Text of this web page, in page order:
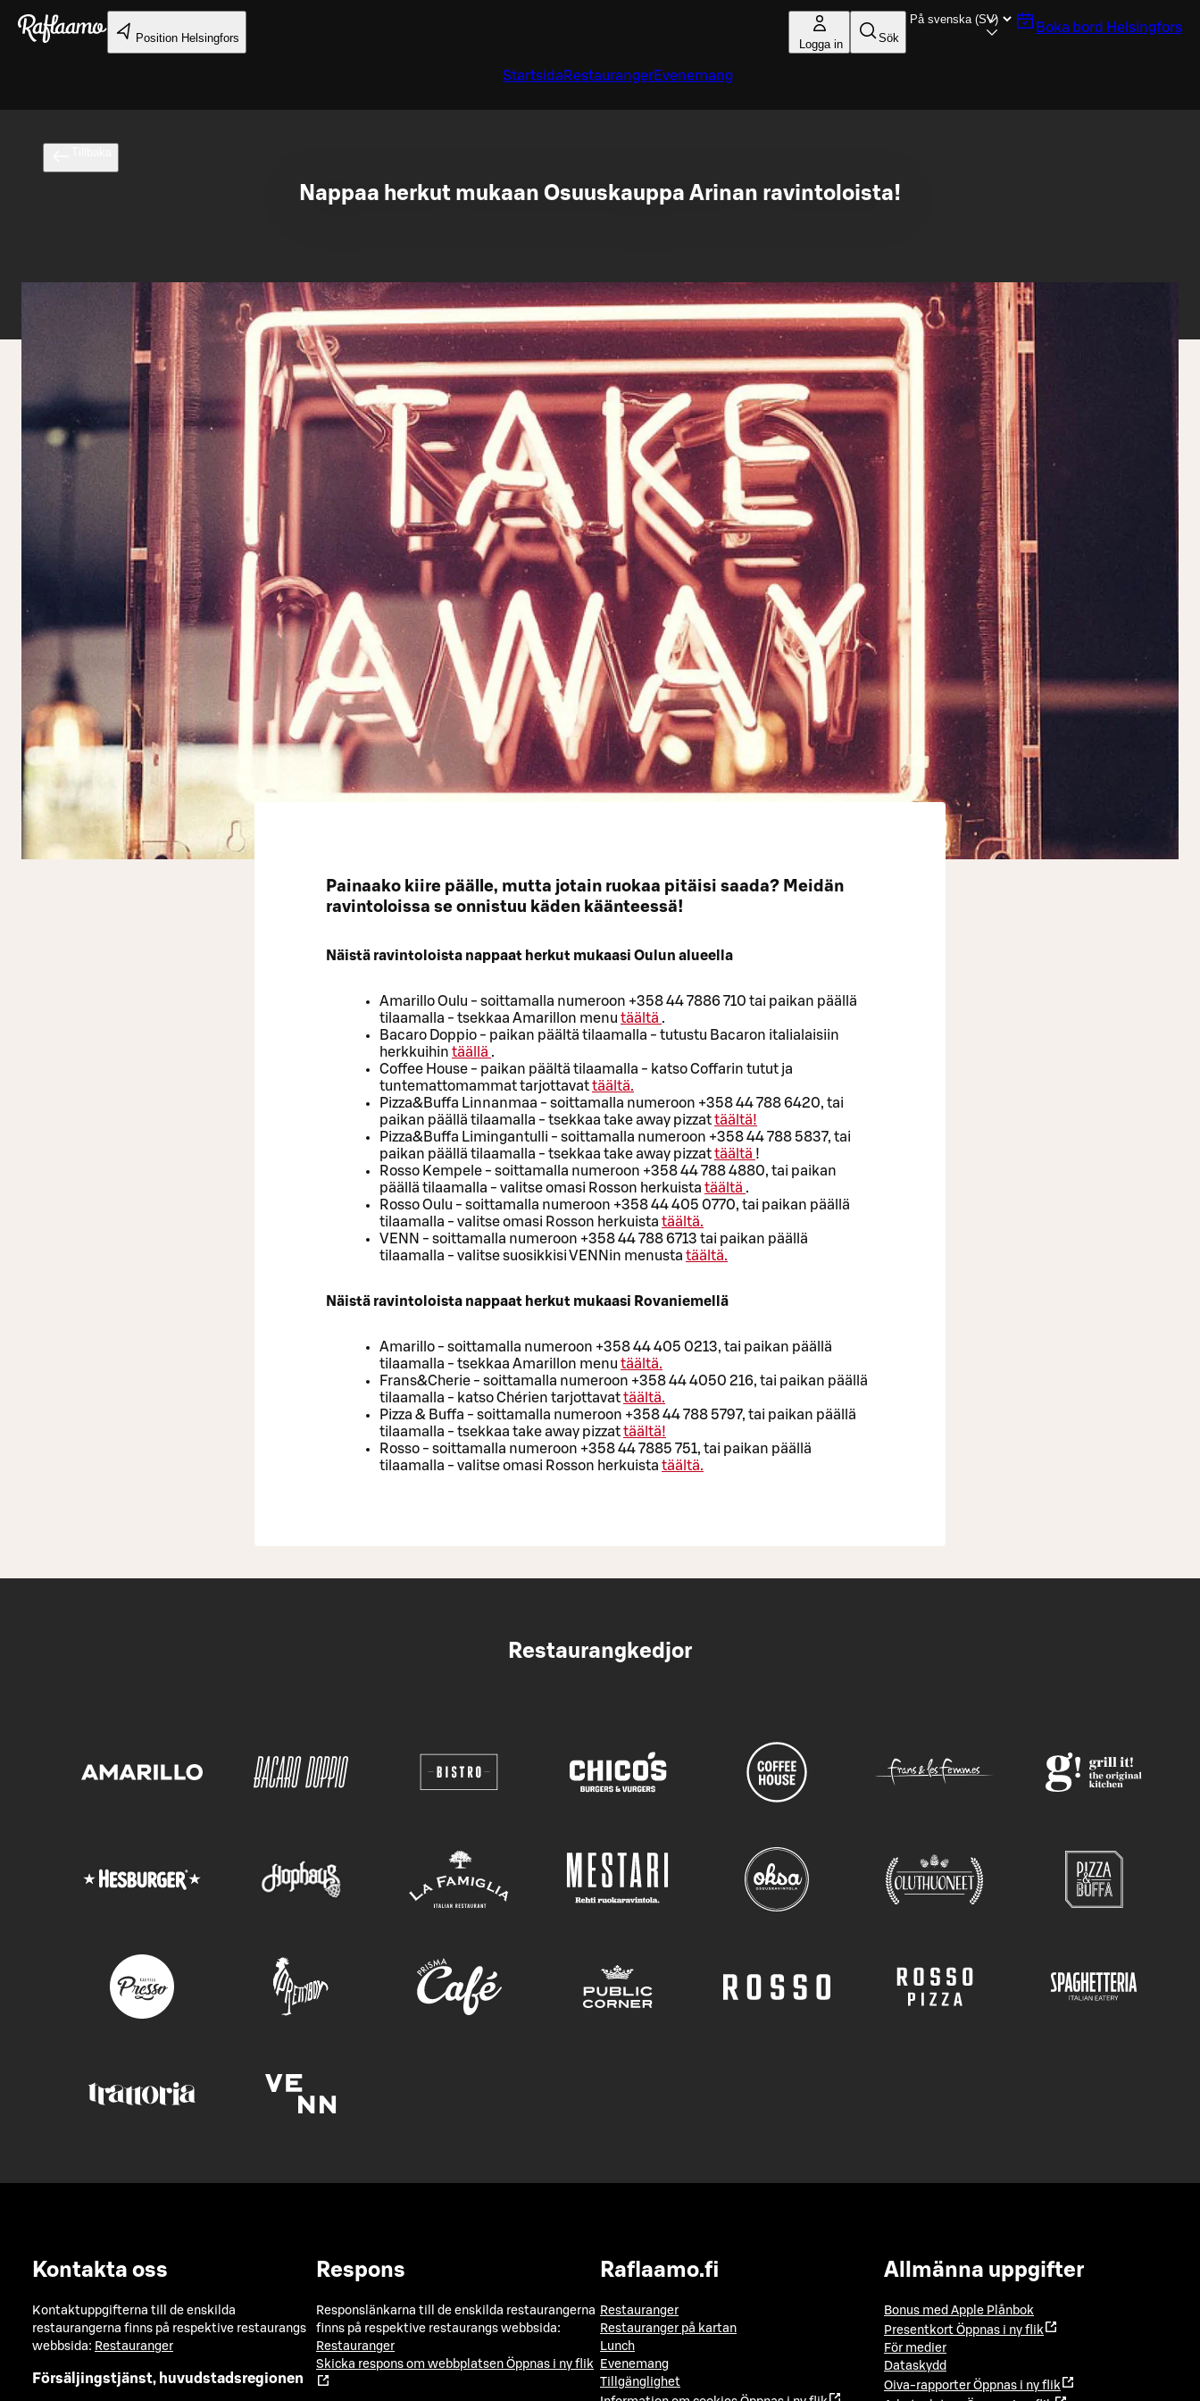
Gå till huvudinnehållet
Position Helsingfors Logga in Sök
Boka bord Helsingfors
Startsida RestaurangerEvenemang
Nappaa herkut mukaan Osuuskauppa Arinan ravintoloista!
Painaako kiire päälle, mutta jotain ruokaa pitäisi saada? Meidän
ravintoloissa se onnistuu käden käänteessä!
Näistä ravintoloista nappaat herkut mukaasi Oulun alueella
Amarillo Oulu - soittamalla numeroon +358 44 7886 710 tai paikan päällä
tilaamalla - tsekkaa Amarillon menu täältä .
Bacaro Doppio - paikan päältä tilaamalla - tutustu Bacaron italialaisiin
herkkuihin täällä .
Coffee House - paikan päältä tilaamalla - katso Coffarin tutut ja
tuntemattomammat tarjottavattäältä.
Pizza&Buffa Linnanmaa - soittamalla numeroon +358 44 788 6420, tai
paikan päällä tilaamalla - tsekkaa take away pizzattäältä!
Pizza&Buffa Limingantulli - soittamalla numeroon +358 44 788 5837, tai
paikan päällä tilaamalla - tsekkaa take away pizzattäältä !
Rosso Kempele - soittamalla numeroon +358 44 788 4880, tai paikan
päällä tilaamalla - valitse omasi Rosson herkuista täältä .
Rosso Oulu - soittamalla numeroon +358 44 405 0770, tai paikan päällä
tilaamalla - valitse omasi Rosson herkuista täältä.
VENN - soittamalla numeroon +358 44 788 6713 tai paikan päällä
tilaamalla - valitse suosikkisi VENNin menusta täältä.
Näistä ravintoloista nappaat herkut mukaasi Rovaniemellä
Amarillo - soittamalla numeroon +358 44 405 0213, tai paikan päällä
tilaamalla - tsekkaa Amarillon menu täältä.
Frans&Cherie - soittamalla numeroon +358 44 4050 216, tai paikan päällä
tilaamalla - katso Chérien tarjottavattäältä.
Pizza & Buffa - soittamalla numeroon +358 44 788 5797, tai paikan päällä
tilaamalla - tsekkaa take away pizzattäältä!
Rosso - soittamalla numeroon +358 44 7885 751, tai paikan päällä
tilaamalla - valitse omasi Rosson herkuista täältä.
Restaurangkedjor
Kontakta oss
Kontaktuppgifterna till de enskilda
restaurangerna finns på respektive restaurangs
webbsida: Restauranger
Försäljingstjänst, huvudstadsregionen
Respons
Responslänkarna till de enskilda restaurangerna
finns på respektive restaurangs webbsida:
Restauranger
Skicka respons om webbplatsen Öppnas i ny flik
Raflaamo.fi
Restauranger
Restauranger på kartan
Lunch
Evenemang
Tillgänglighet
Allmänna uppgifter
Bonus med Apple Plånbok
Presentkort Öppnas i ny flik
För medier
Dataskydd
Oiva-rapporter Öppnas i ny flik